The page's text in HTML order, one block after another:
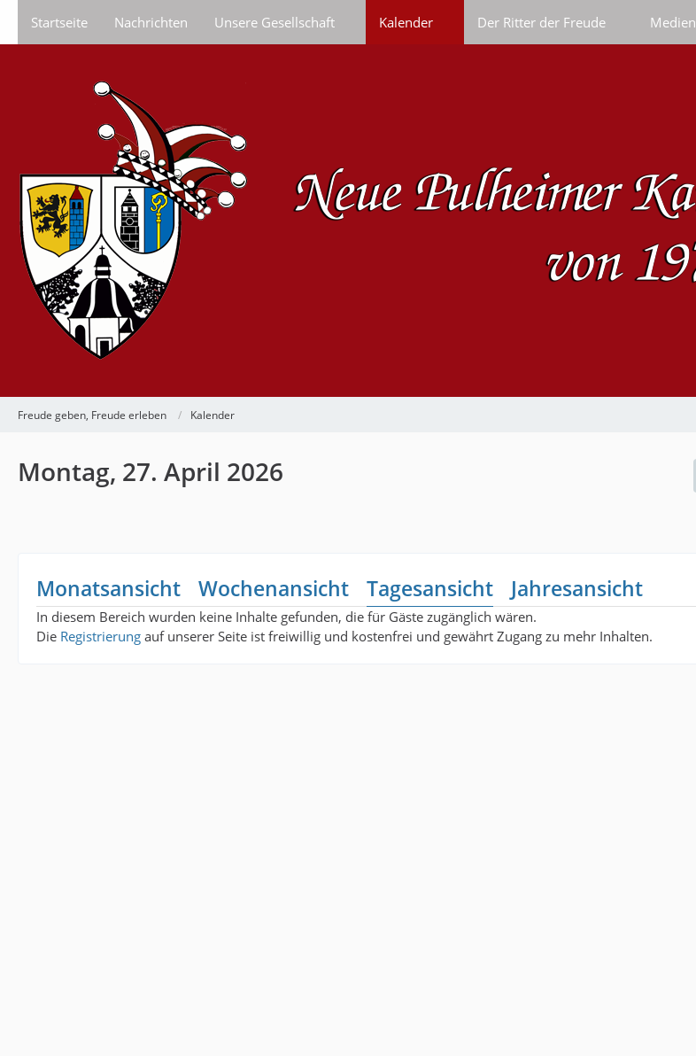
Startseite Nachrichten Unsere Gesellschaft Kalender Der Ritter der Freude Medien
Freude geben, Freude erleben Kalender
Montag, 27. April 2026
Monatsansicht Wochenansicht Tagesansicht Jahresansicht
In diesem Bereich wurden keine Inhalte gefunden, die für Gäste zugänglich wären.
Die Registrierung auf unserer Seite ist freiwillig und kostenfrei und gewährt Zugang zu mehr Inhalten.